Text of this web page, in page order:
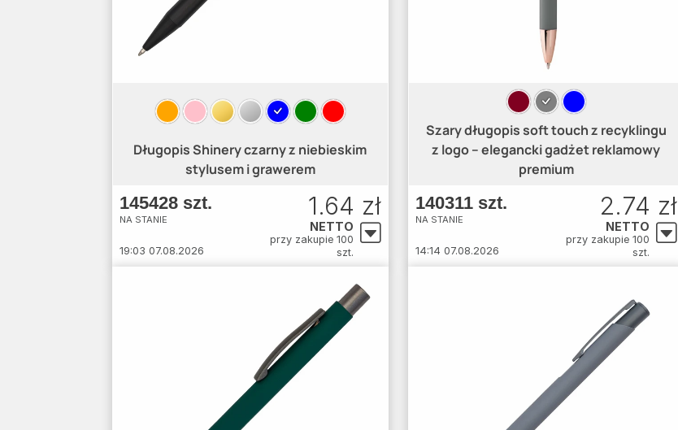
Długopis Shinery czarny z niebieskim
stylusem i grawerem
145428 szt.
NA STANIE
19:03 07.08.2026
1.64 zł
NETTO
przy zakupie 100
szt.
Szary długopis soft touch z recyklingu
z logo – elegancki gadżet reklamowy
premium
140311 szt.
NA STANIE
14:14 07.08.2026
2.74 zł
NETTO
przy zakupie 100
szt.